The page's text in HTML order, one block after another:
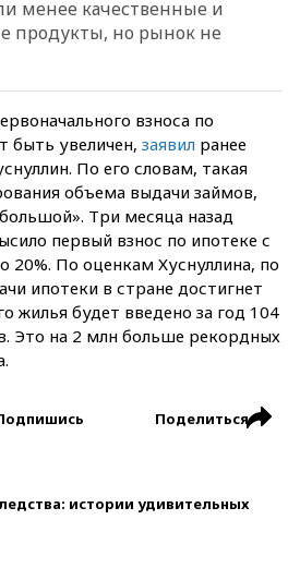
менее качественные и
продукты, но рынок не
взноса по
быть увеличен, заявил ранее
По его словам, такая
объема выдачи займов,
Три месяца назад
первый взнос по ипотеке с
20%. По оценкам Хуснуллина, по
ипотеки в стране достигнет
жилья будет введено за год 104
Это на 2 млн больше рекордных
Поделиться
истории удивительных